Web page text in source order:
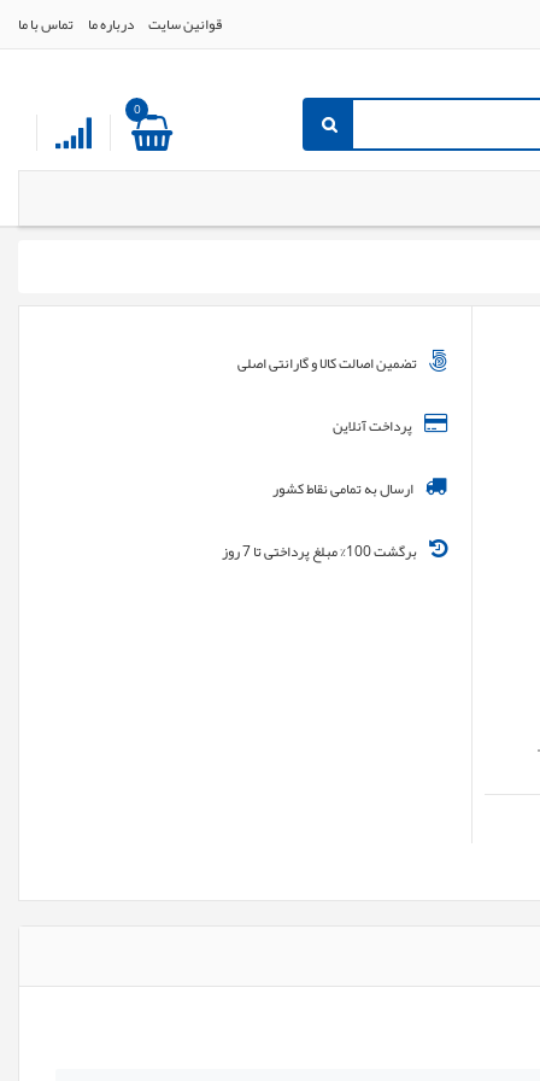
قوانین سایت درباره ما تماس با ما
0
تضمین اصالت کالا و گارانتی اصلی
پرداخت آنلاین
ارسال به تمامی نقاط کشور
برگشت 100% مبلغ پرداختی تا 7 روز